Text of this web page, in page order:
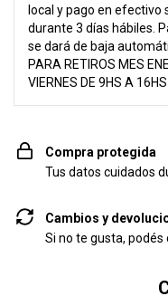
local y pago en efectivo
durante 3 días hábiles.
se dará de baja
PARA RETIROS MES
VIERNES DE 9HS A 16HS
Compra protegida
Tus datos cuidados
Cambios y
Si no te gusta, podés